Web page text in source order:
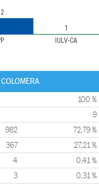
IULV-CA
1
100 %
9
982 72,79 %
367 27,21 %
4 0,41 %
3 0,31 %